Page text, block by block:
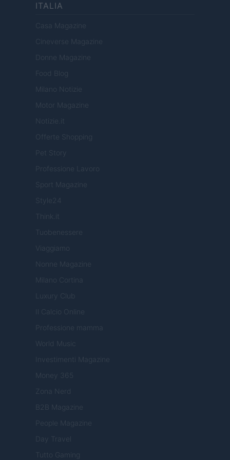
ITALIA
Casa Magazine
Cineverse Magazine
Donne Magazine
Food Blog
Milano Notizie
Motor Magazine
Notizie.it
Offerte Shopping
Pet Story
Professione Lavoro
Sport Magazine
Style24
Think.it
Tuobenessere
Viaggiamo
Nonne Magazine
Milano Cortina
Luxury Club
Il Calcio Online
Professione mamma
World Music
Investimenti Magazine
Money 365
Zona Nerd
B2B Magazine
People Magazine
Day Travel
Tutto Gaming